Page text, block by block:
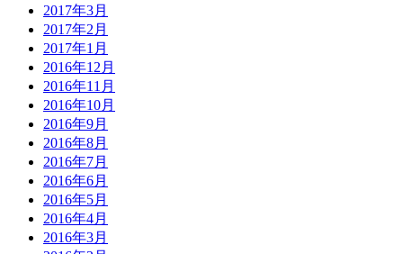
2017年3月
2017年2月
2017年1月
2016年12月
2016年11月
2016年10月
2016年9月
2016年8月
2016年7月
2016年6月
2016年5月
2016年4月
2016年3月